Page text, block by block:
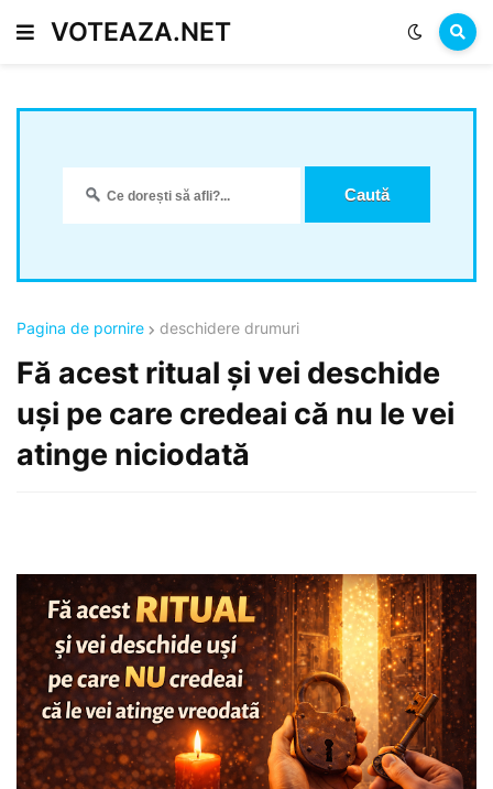
VOTEAZA.NET
Pagina de pornire deschidere drumuri
Fă acest ritual și vei deschide
uși pe care credeai că nu le vei
atinge niciodată